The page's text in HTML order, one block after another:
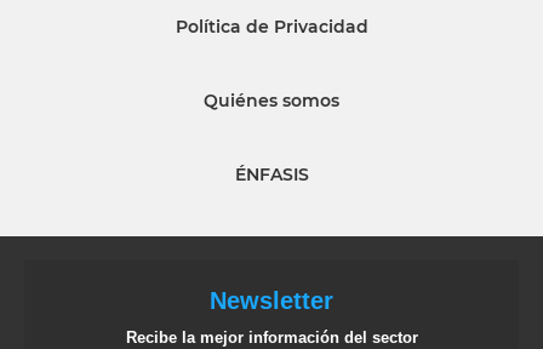
Política de Privacidad
Quiénes somos
ÉNFASIS
Newsletter
Recibe la mejor información del sector